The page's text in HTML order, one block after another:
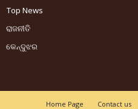
Top News
ରାଜନୀତି
କେନ୍ଦୁଝର
Home Page Contact us